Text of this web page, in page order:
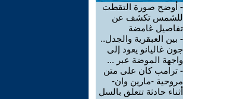
- أوضح صورة التقطت
للشمس تكشف عن
تفاصيل غامضة
- بين العبقرية والجدل..
جون غاليانو يعود إلى
واجهة الموضة عبر ...
- ترامب كان على متن
مروحية -مارين وان-
أثناء حادثة تتعلق بالسل